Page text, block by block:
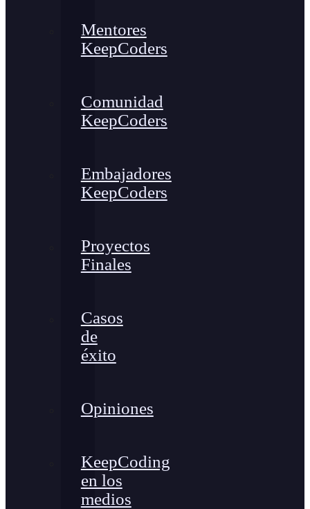
Mentores
KeepCoders
Comunidad
KeepCoders
Embajadores
KeepCoders
Proyectos
Finales
Casos
de
éxito
Opiniones
KeepCoding
en los
medios